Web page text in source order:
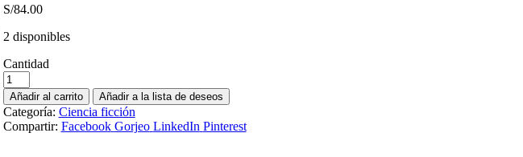
S/84.00
2 disponibles
Cantidad
Añadir al carrito Añadir a la lista de deseos
Categoría: Ciencia ficción
Compartir: Facebook Gorjeo LinkedIn Pinterest